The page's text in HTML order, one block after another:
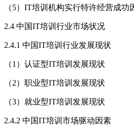
（5）IT培训机构实行特许经营成功
2.4 中国IT培训行业市场状况
2.4.1 中国IT培训行业发展现状
（1）认证型IT培训发展现状
（2）职业型IT培训发展现状
（3）就业型IT培训发展现状
2.4.2 中国IT培训市场驱动因素